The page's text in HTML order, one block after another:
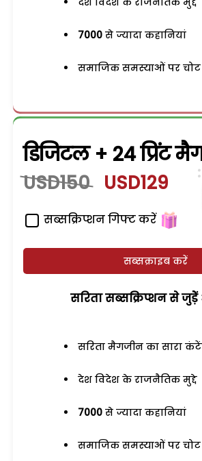
7000 से ज्यादा कहानियां
समाजिक समस्याओं पर
डिजिटल + 24 प्रिंट
USD150 USD129
सब्सक्रिप्शन गिफ्ट करें
सब्सक्राइब करें
सरिता सब्सक्रिप्शन से
सरिता मैगजीन का सारा
देश विदेश के राजनैतिक मुद्दे
7000 से ज्यादा कहानियां
समाजिक समस्याओं पर